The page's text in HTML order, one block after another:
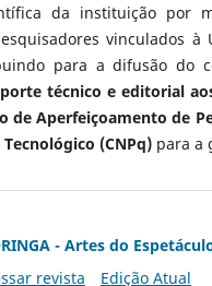
da instituição por
vinculados à
para a difusão do
técnico e editorial
de Aperfeiçoamento de
(CNPq) para a
- Artes do
revista
Edição Atual